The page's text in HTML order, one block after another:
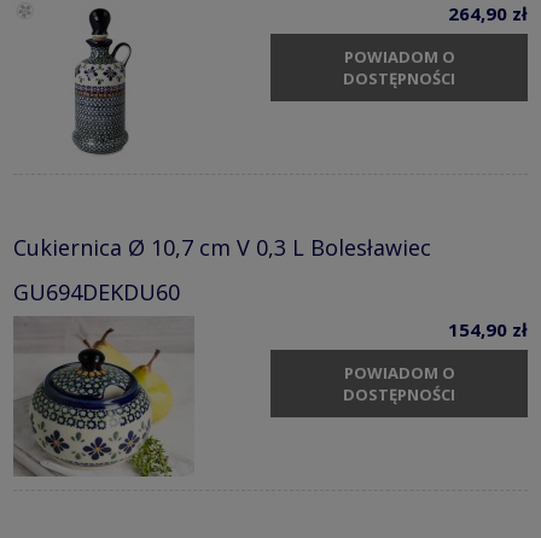
264,90 zł
POWIADOM O
DOSTĘPNOŚCI
Cukiernica Ø 10,7 cm V 0,3 L Bolesławiec
GU694DEKDU60
154,90 zł
POWIADOM O
DOSTĘPNOŚCI